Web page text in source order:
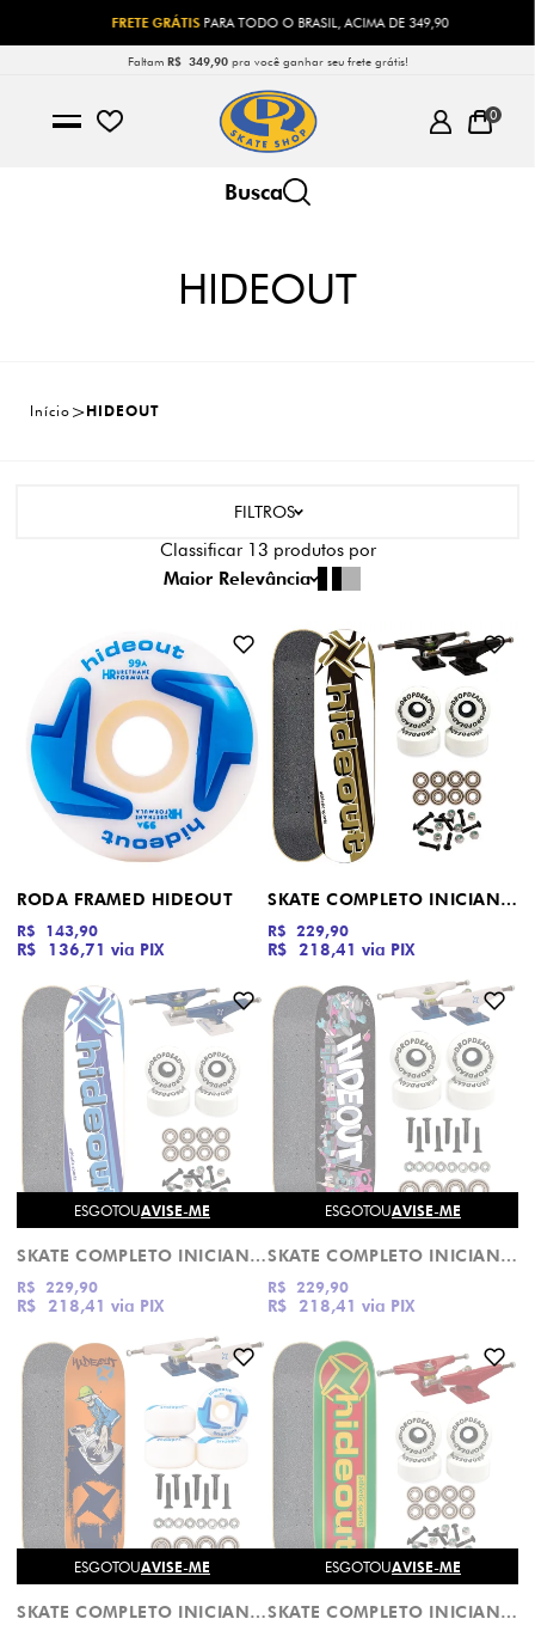
FRETE GRÁTISPARA TODO O BRASIL, ACIMA DE 349,90
Faltam R$ 349,90pra você ganhar seu frete grátis!
0
HIDEOUT
Início HIDEOUT
Classificar 13 produtos por
Maior Relevância
FILTROS
RODA FRAMED HIDEOUT
R$ 136,71 via PIX
R$ 143,90
SKATE COMPLETO INICIANTE SUNS HIDEOUT
R$ 218,41 via PIX
R$ 229,90
ESGOTOUAVISE-ME
SKATE COMPLETO INICIANTE SUNS HIDEOUT
R$ 218,41 via PIX
R$ 229,90
ESGOTOUAVISE-ME
SKATE COMPLETO INICIANTE SOUNDS BAILE HIDEOUT
R$ 218,41 via PIX
R$ 229,90
ESGOTOUAVISE-ME
SKATE COMPLETO INICIANTE DJ SKUIL HIDEOUT
ESGOTOUAVISE-ME
SKATE COMPLETO INICIANTE CLASSIC LOGO EXTENDED HIDEOUT